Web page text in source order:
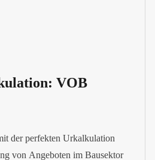
VOB
der perfekten Urkalkulation
von Angeboten im Bausektor